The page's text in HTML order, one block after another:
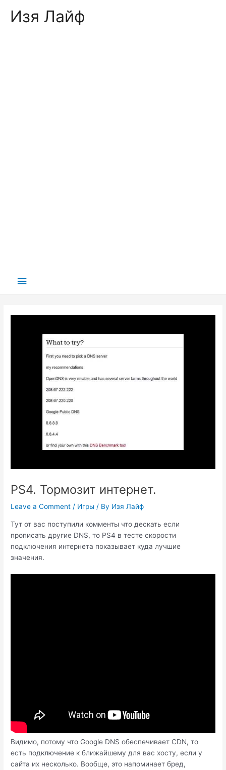
Изя Лайф
Main
PS4. Тормозит интернет.
Leave a Comment / Игры / By Изя Лайф
Тут от вас поступили комменты что дескать если
прописать другие DNS, то PS4 в тесте скорости
подключения интернета показывает куда лучшие
значения.
Видимо, потому что Google DNS обеспечивает CDN, то
есть подключение к ближайшему для вас хосту, если у
сайта их несколько. Вообще, это напоминает бред,